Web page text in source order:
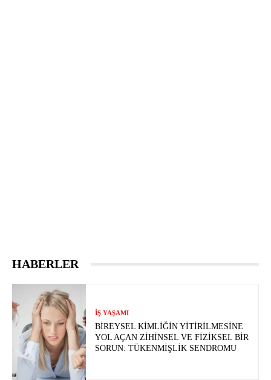
HABERLER
İŞ YAŞAMI
BIREYSEL KIMLIĞIN YITIRILMESINE
YOL AÇAN ZIHINSEL VE FIZIKSEL BIR
SORUN: TÜKENMIŞLIK SENDROMU